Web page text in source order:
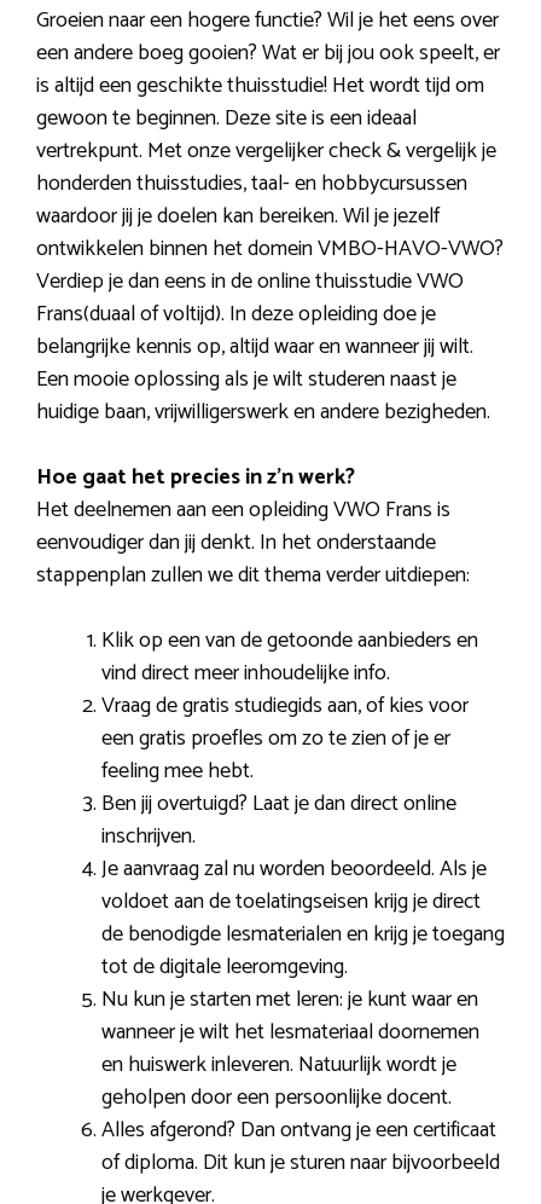
Groeien naar een hogere functie? Wil je het eens over
een andere boeg gooien? Wat er bij jou ook speelt, er
is altijd een geschikte thuisstudie! Het wordt tijd om
gewoon te beginnen. Deze site is een ideaal
vertrekpunt. Met onze vergelijker check & vergelijk je
honderden thuisstudies, taal- en hobbycursussen
waardoor jij je doelen kan bereiken. Wil je jezelf
ontwikkelen binnen het domein VMBO-HAVO-VWO?
Verdiep je dan eens in de online thuisstudie VWO
Frans(duaal of voltijd). In deze opleiding doe je
belangrijke kennis op, altijd waar en wanneer jij wilt.
Een mooie oplossing als je wilt studeren naast je
huidige baan, vrijwilligerswerk en andere bezigheden.
Hoe gaat het precies in z’n werk?
Het deelnemen aan een opleiding VWO Frans is
eenvoudiger dan jij denkt. In het onderstaande
stappenplan zullen we dit thema verder uitdiepen:
Klik op een van de getoonde aanbieders en
vind direct meer inhoudelijke info.
Vraag de gratis studiegids aan, of kies voor
een gratis proefles om zo te zien of je er
feeling mee hebt.
Ben jij overtuigd? Laat je dan direct online
inschrijven.
Je aanvraag zal nu worden beoordeeld. Als je
voldoet aan de toelatingseisen krijg je direct
de benodigde lesmaterialen en krijg je toegang
tot de digitale leeromgeving.
Nu kun je starten met leren: je kunt waar en
wanneer je wilt het lesmateriaal doornemen
en huiswerk inleveren. Natuurlijk wordt je
geholpen door een persoonlijke docent.
Alles afgerond? Dan ontvang je een certificaat
of diploma. Dit kun je sturen naar bijvoorbeeld
je werkgever.